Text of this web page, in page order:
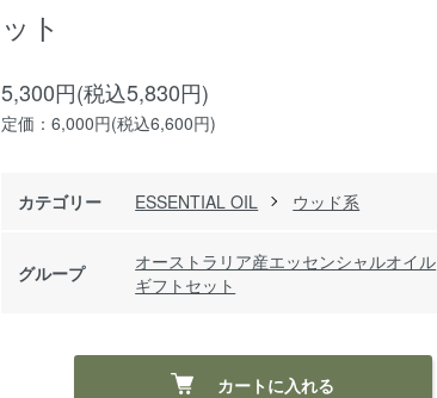
ット
5,300円(税込5,830円)
定価：6,000円(税込6,600円)
カテゴリー ESSENTIAL OIL ウッド系
グループ
オーストラリア産エッセンシャルオイル
ギフトセット
カートに入れる